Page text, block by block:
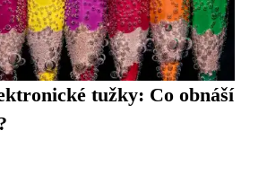
tužky: Co obnáší